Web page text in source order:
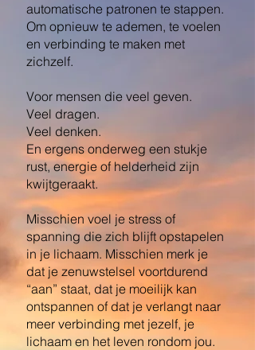
automatische patronen te stappen.
Om opnieuw te ademen, te voelen
en verbinding te maken met
zichzelf.
Voor mensen die veel geven.
Veel dragen.
Veel denken.
En ergens onderweg een stukje
rust, energie of helderheid zijn
kwijtgeraakt.
Misschien voel je stress of
spanning die zich blijft opstapelen
in je lichaam. Misschien merk je
dat je zenuwstelsel voortdurend
“aan” staat, dat je moeilijk kan
ontspannen of dat je verlangt naar
meer verbinding met jezelf, je
lichaam en het leven rondom jou.